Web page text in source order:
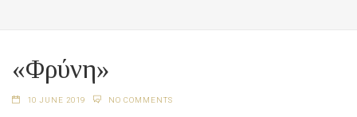
«Φρύνη»
10 JUNE 2019 NO COMMENTS